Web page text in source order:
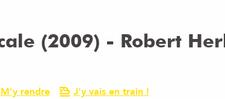
(2009) - Robert
M'y rendre J'y vais en train !